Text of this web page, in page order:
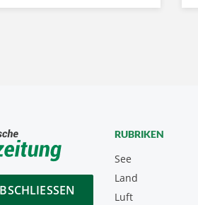
RUBRIKEN
See
Land
Luft